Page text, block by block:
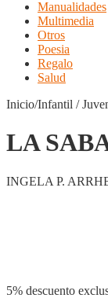
Manualidades
Multimedia
Otros
Poesia
Regalo
Salud
Inicio/Infantil /
LA
INGELA P.
5% descuento